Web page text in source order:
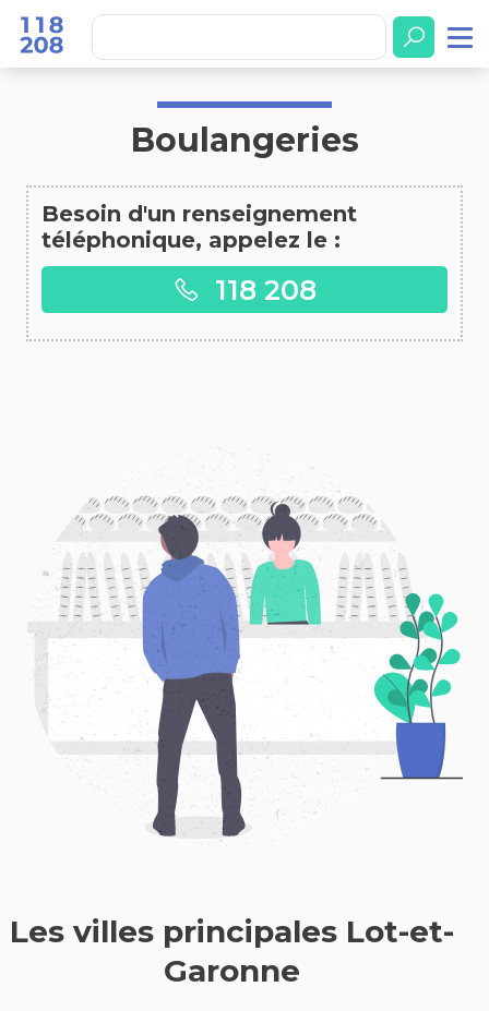
Accueil
Boulangeries
Besoin d'un renseignement
téléphonique, appelez le :
118 208
Les villes principales Lot-et-
Garonne